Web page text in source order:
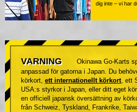
dig inte – vi har
VARNING
Okinawa Go-Karts
anpassad för gatorna i Japan. Du
körkort, ett internationellt körkort, ett
USA:s styrkor i Japan, eller ditt eget
en officiell japansk översättning av
från Schweiz, Tyskland, Frankrike,